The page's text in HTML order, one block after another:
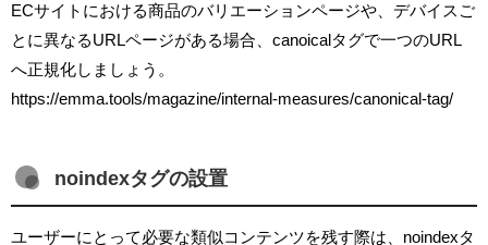
ECサイトにおける商品のバリエーションページや、デバイスご
とに異なるURLページがある場合、canoicalタグで一つのURL
へ正規化しましょう。
https://emma.tools/magazine/internal-measures/canonical-tag/
noindexタグの設置
ユーザーにとって必要な類似コンテンツを残す際は、noindexタ